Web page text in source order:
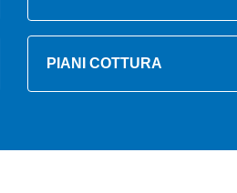
PIANI COTTURA